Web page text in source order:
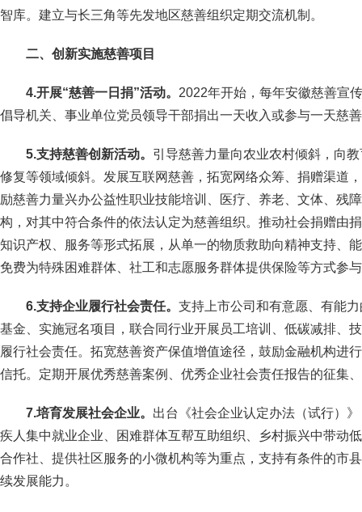
智库。建立与长三角等先发地区慈善组织定期交流机制。
二、创新实施慈善项目
4.开展“慈善一日捐”活动。 2022年开始，每年安徽慈善宣
倡导机关、事业单位党员领导干部捐出一天收入或参与一天慈
5.支持慈善创新活动。 引导慈善力量向农业农村倾斜，向
修复等领域倾斜。发展互联网慈善，拓宽网络众筹、捐赠渠道，
励慈善力量兴办公益性职业技能培训、医疗、养老、文体、残
构，对其中符合条件的依法认定为慈善组织。推动社会捐赠由
知识产权、服务等形式拓展，从单一的物质救助向精神支持、
免费为特殊困难群体、社工和志愿服务群体提供保险等方式参
6.支持企业履行社会责任。 支持上市公司和有意愿、有能
基金、实施冠名项目，联合同行业开展员工培训、低碳减排、
履行社会责任。拓宽慈善资产保值增值途径，鼓励金融机构进
信托。定期开展优秀慈善案例、优秀企业社会责任报告的征集
7.培育发展社会企业。 出台《社会企业认定办法（试行）
疾人集中就业企业、困难群体互帮互助组织、乡村振兴中带动
合作社、提供社区服务的小微机构等为重点，支持有条件的市
续发展能力。